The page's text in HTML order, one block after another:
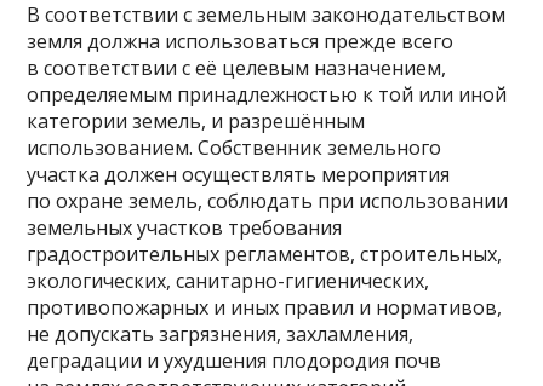
В соответствии с земельным законодательством
земля должна использоваться прежде всего
в соответствии с её целевым назначением,
определяемым принадлежностью к той или иной
категории земель, и разрешённым
использованием. Собственник земельного
участка должен осуществлять мероприятия
по охране земель, соблюдать при использовании
земельных участков требования
градостроительных регламентов, строительных,
экологических, санитарно-гигиенических,
противопожарных и иных правил и нормативов,
не допускать загрязнения, захламления,
деградации и ухудшения плодородия почв